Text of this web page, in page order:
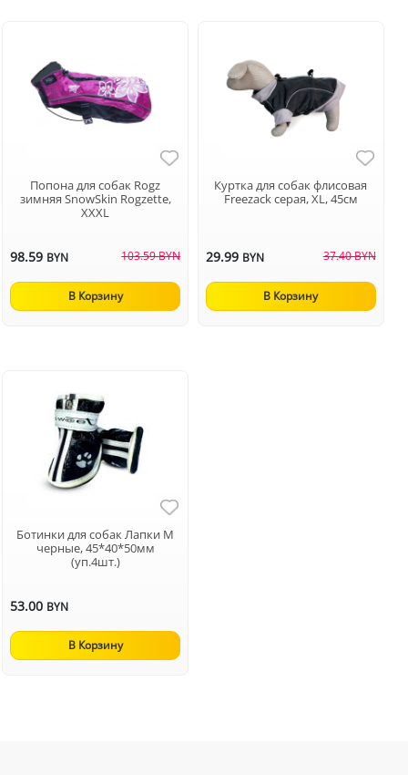
Попона для собак Rogz
зимняя SnowSkin Rogzette,
XXXL
98.59 BYN 103.59 BYN
В Корзину
Куртка для собак флисовая
Freezack серая, XL, 45см
29.99 BYN 37.40 BYN
В Корзину
Ботинки для собак Лапки M
черные, 45*40*50мм
(уп.4шт.)
53.00 BYN
В Корзину